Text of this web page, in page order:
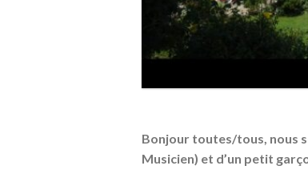
Bonjour toutes/tous, nous
Musicien) et d’un petit